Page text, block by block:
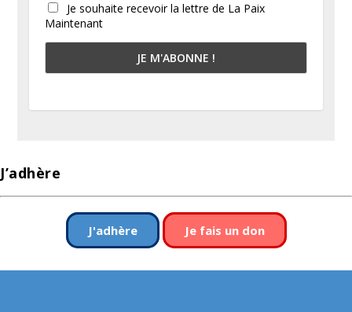
Je souhaite recevoir la lettre de La Paix
Maintenant
J’adhère
J'adhère Je fais un don